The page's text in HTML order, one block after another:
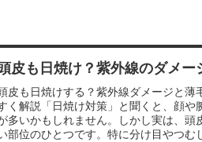
皮も日焼け？紫外線のダメー
皮も日焼けする？紫外線ダメージと薄
く解説「日焼け対策」と聞くと、顔や
多いかもしれません。しかし実は、頭
部位のひとつです。特に分け目やつむ